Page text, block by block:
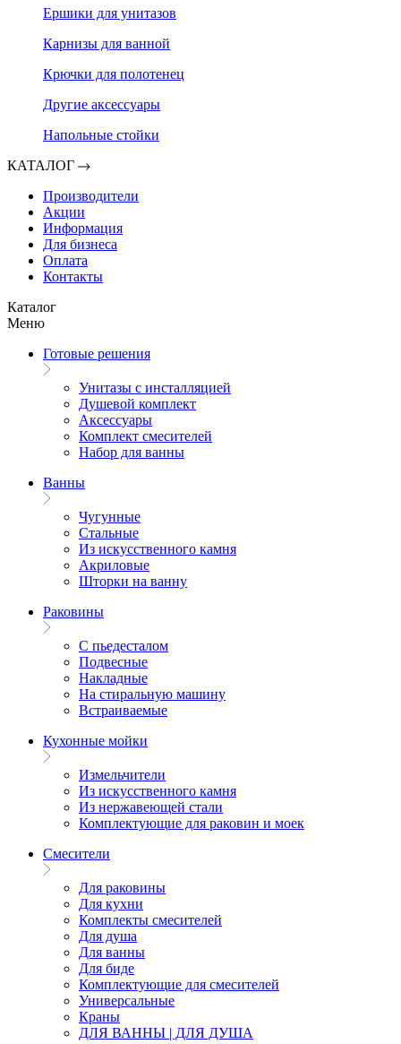
Ершики для унитазов
Карнизы для ванной
Крючки для полотенец
Другие аксессуары
Напольные стойки
КАТАЛОГ
Производители
Акции
Информация
Для бизнеса
Оплата
Контакты
Каталог
Меню
Готовые решения
Унитазы с инсталляцией
Душевой комплект
Аксессуары
Комплект смесителей
Набор для ванны
Ванны
Чугунные
Стальные
Из искусственного камня
Акриловые
Шторки на ванну
Раковины
С пьедесталом
Подвесные
Накладные
На стиральную машину
Встраиваемые
Кухонные мойки
Измельчители
Из искусственного камня
Из нержавеющей стали
Комплектующие для раковин и моек
Смесители
Для раковины
Для кухни
Комплекты смесителей
Для душа
Для ванны
Для биде
Комплектующие для смесителей
Универсальные
Краны
ДЛЯ ВАННЫ | ДЛЯ ДУША